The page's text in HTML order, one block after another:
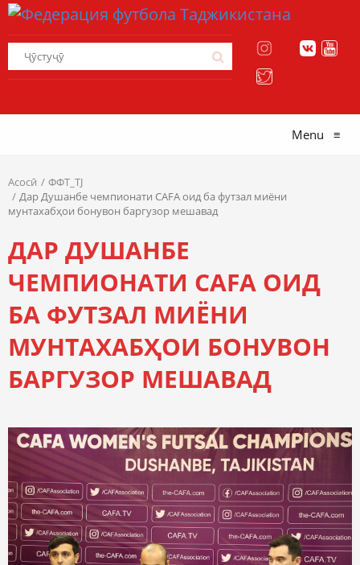
Menu ≡
Асосӣ
ФФТ_TJ
Дар Душанбе чемпионати CAFA оид ба футзал миёни
мунтахабҳои бонувон баргузор мешавад
ДАР ДУШАНБЕ
ЧЕМПИОНАТИ CAFA ОИД
БА ФУТЗАЛ МИЁНИ
МУНТАХАБҲОИ БОНУВОН
БАРГУЗОР МЕШАВАД